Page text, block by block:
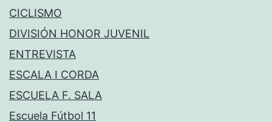
CICLISMO
DIVISIÓN HONOR JUVENIL
ENTREVISTA
ESCALA I CORDA
ESCUELA F. SALA
Escuela Fútbol 11